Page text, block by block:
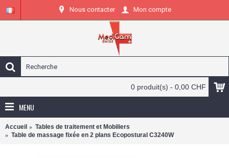
Nous contacter Mon compte
0 produit(s) - 0,00 CHF
MENU
Accueil
Tables de traitement et Mobiliers
Table de massage fixée en 2 plans Ecopostural C3240W